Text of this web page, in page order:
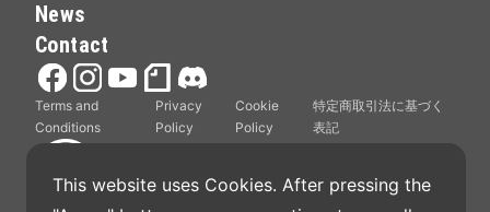
News
Contact
Terms and
Conditions
Privacy
Policy
Cookie
Policy
特定商取引法に基づく
表記
This website uses Cookies. After pressing the